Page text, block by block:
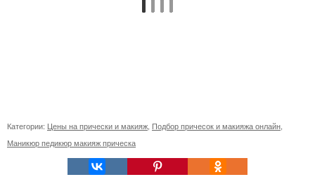
Категории: Цены на прически и макияж Подбор причесок и макияжа онлайн
Маникюр педикюр макияж прическа